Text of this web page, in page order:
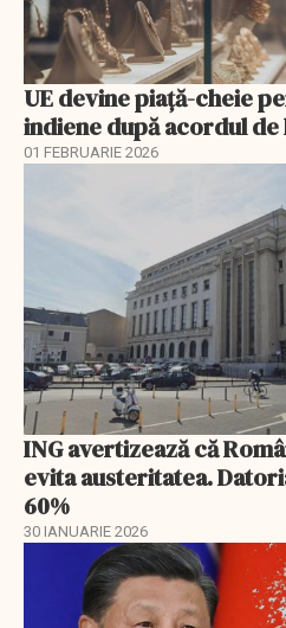
UE devine piață-cheie
indiene după acordul
01 FEBRUARIE 2026
ING avertizează că
evita austeritatea.
60%
30 IANUARIE 2026